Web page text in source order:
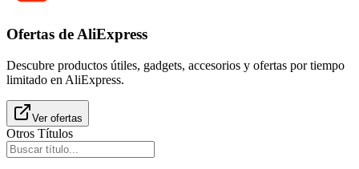
Ofertas de AliExpress
Descubre productos útiles, gadgets, accesorios y ofertas por tiempo
limitado en AliExpress.
Ver ofertas
Otros Títulos